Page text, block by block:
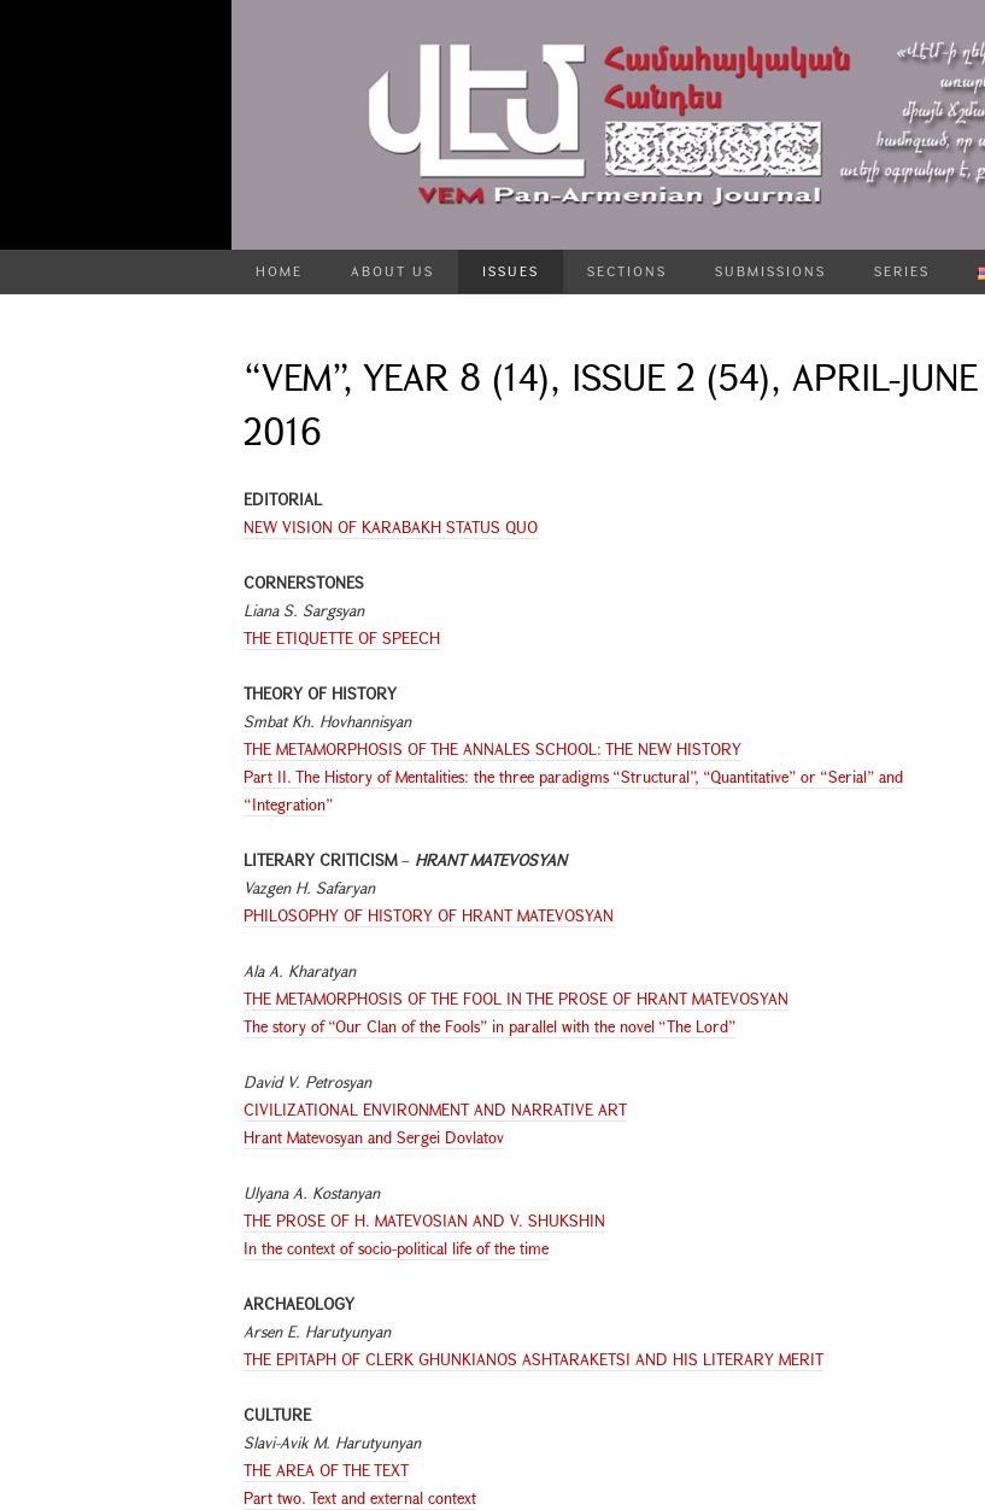
HOME ABOUT US ISSUES SECTIONS SUBMISSIONS SERIES
“VEM”, YEAR 8 (14), ISSUE 2 (54), APRIL-JUNE
2016
EDITORIAL
NEW VISION OF KARABAKH STATUS QUO
CORNERSTONES
Liana S. Sargsyan
THE ETIQUETTE OF SPEECH
THEORY OF HISTORY
Smbat Kh. Hovhannisyan
THE METAMORPHOSIS OF THE ANNALES SCHOOL: THE NEW HISTORY
Part II. The History of Mentalities: the three paradigms “Structural”, “Quantitative” or “Serial” and
“Integration”
LITERARY CRITICISM– HRANT MATEVOSYAN
Vazgen H. Safaryan
PHILOSOPHY OF HISTORY OF HRANT MATEVOSYAN
Ala A. Kharatyan
THE METAMORPHOSIS OF THE FOOL IN THE PROSE OF HRANT MATEVOSYAN
The story of “Our Clan of the Fools” in parallel with the novel “The Lord”
David V. Petrosyan
CIVILIZATIONAL ENVIRONMENT AND NARRATIVE ART
Hrant Matevosyan and Sergei Dovlatov
Ulyana A. Kostanyan
THE PROSE OF H. MATEVOSIAN AND V. SHUKSHIN
In the context of socio-political life of the time
ARCHAEOLOGY
Arsen E. Harutyunyan
THE EPITAPH OF CLERK GHUNKIANOS ASHTARAKETSI AND HIS LITERARY MERIT
CULTURE
Slavi-Avik M. Harutyunyan
THE AREA OF THE TEXT
Part two. Text and external context